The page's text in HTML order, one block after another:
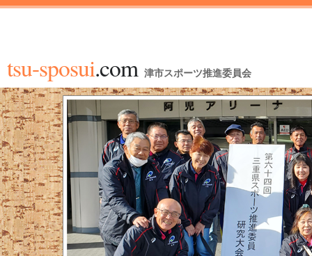
tsu-sposui.com 津市スポーツ推進委員会